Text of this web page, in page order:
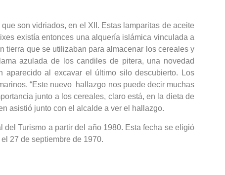
son vidriados, en el XII. Estas lamparitas de aceite
existía entonces una alquería islámica vinculada a
tierra que se utilizaban para almacenar los cereales y
azulada de los candiles de pitera, una novedad
al excavar el último silo descubierto. Los
“Este nuevo hallazgo nos puede decir muchas
junto a los cereales, claro está, en la dieta de
asistió junto con el alcalde a ver el hallazgo.
Turismo a partir del año 1980. Esta fecha se eligió
27 de septiembre de 1970.